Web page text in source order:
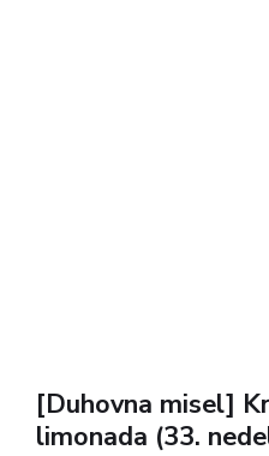
[Duhovna misel]
limonada (33.